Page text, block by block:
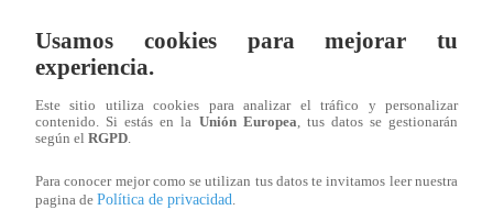
antes de Navidad?
Usamos cookies para mejorar tu
experiencia.
Este sitio utiliza cookies para analizar el tráfico y personalizar
contenido. Si estás en la Unión Europea, tus datos se gestionarán
según el RGPD.
Para conocer mejor como se utilizan tus datos te invitamos leer nuestra
pagina de Política de privacidad.